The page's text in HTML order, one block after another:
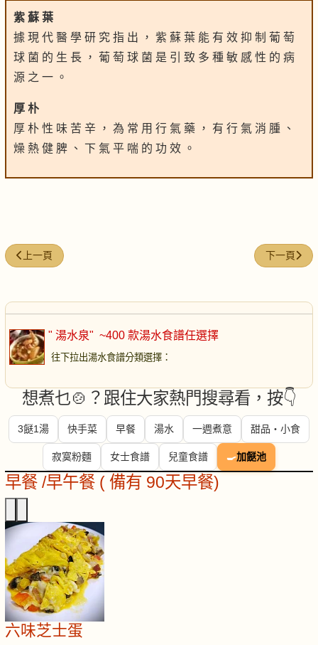
紫 蘇 葉
據 現 代 醫 學 研 究 指 出 ， 紫 蘇 葉 能 有 效 抑 制 葡 萄
球 菌 的 生 長 ， 葡 萄 球 菌 是 引 致 多 種 敏 感 性 的 病
源 之 一 。
厚 朴
厚 朴 性 味 苦 辛 ， 為 常 用 行 氣 藥 ， 有 行 氣 消 腫 、
燥 熱 健 脾 、 下 氣 平 喘 的 功 效 。
上一篇文章: 蓮子綠豆湯
上一頁 下一篇文章
下一頁
" 湯水泉" ~400 款湯水食譜任選擇
往下拉出湯水食譜分類選擇 ：
想煮乜🍲？跟住大家熱門搜尋看，按👇
3餸1湯 快手菜 早餐 湯水 一週煮意 甜品・小食
寂寞粉麵 女士食譜 兒童食譜 🍳加餸池
早餐 /早午餐 ( 備有 90天早餐)
六味芝士蛋